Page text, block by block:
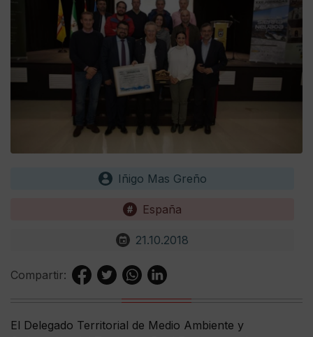
Iñigo Mas Greño
España
21.10.2018
Compartir:
El Delegado Territorial de Medio Ambiente y